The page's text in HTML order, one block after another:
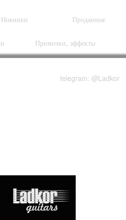
Новинки Проданные
Примочки, эффекты
telegram: @Ladkor